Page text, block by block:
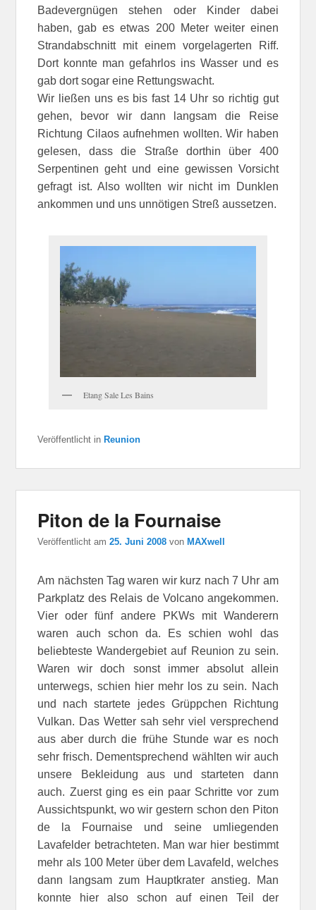
Badevergnügen stehen oder Kinder dabei
haben, gab es etwas 200 Meter weiter einen
Strandabschnitt mit einem vorgelagerten Riff.
Dort konnte man gefahrlos ins Wasser und es
gab dort sogar eine Rettungswacht.
Wir ließen uns es bis fast 14 Uhr so richtig gut
gehen, bevor wir dann langsam die Reise
Richtung Cilaos aufnehmen wollten. Wir haben
gelesen, dass die Straße dorthin über 400
Serpentinen geht und eine gewissen Vorsicht
gefragt ist. Also wollten wir nicht im Dunklen
ankommen und uns unnötigen Streß aussetzen.
Etang Sale Les Bains
Veröffentlicht in Reunion
Piton de la Fournaise
Veröffentlicht am25. Juni 2008 von MAXwell
Am nächsten Tag waren wir kurz nach 7 Uhr am
Parkplatz des Relais de Volcano angekommen.
Vier oder fünf andere PKWs mit Wanderern
waren auch schon da. Es schien wohl das
beliebteste Wandergebiet auf Reunion zu sein.
Waren wir doch sonst immer absolut allein
unterwegs, schien hier mehr los zu sein. Nach
und nach startete jedes Grüppchen Richtung
Vulkan. Das Wetter sah sehr viel versprechend
aus aber durch die frühe Stunde war es noch
sehr frisch. Dementsprechend wählten wir auch
unsere Bekleidung aus und starteten dann
auch. Zuerst ging es ein paar Schritte vor zum
Aussichtspunkt, wo wir gestern schon den Piton
de la Fournaise und seine umliegenden
Lavafelder betrachteten. Man war hier bestimmt
mehr als 100 Meter über dem Lavafeld, welches
dann langsam zum Hauptkrater anstieg. Man
konnte hier also schon auf einen Teil der